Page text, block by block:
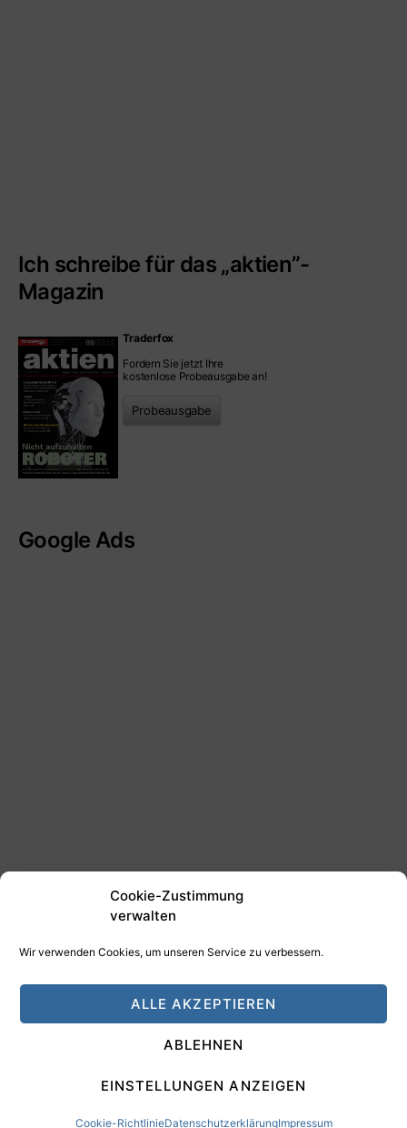
Cookie-Zustimmung
verwalten
Wir verwenden Cookies, um unseren Service zu verbessern.
ALLE AKZEPTIEREN
ABLEHNEN
EINSTELLUNGEN ANZEIGEN
Cookie-RichtlinieDatenschutzerklärungImpressum
Ich schreibe für das „aktien”-
Magazin
Traderfox
Fordern Sie jetzt Ihre
kostenlose Probeausgabe an!
Probeausgabe
Google Ads
HAMANN DESIGN - Digitale Medien
Impressum Datenschutz